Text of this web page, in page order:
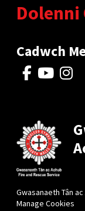
Cadwch
Gwasanaeth Tân
Manage Cookies